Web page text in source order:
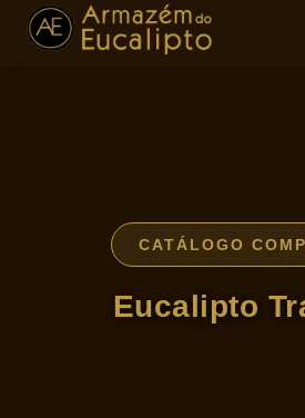
CATÁLOGO
Eucalipto